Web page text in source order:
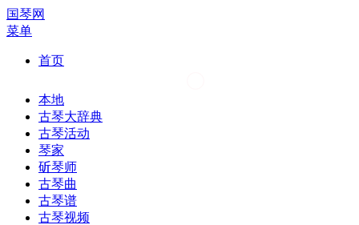
国琴网
菜单
首页
本地
古琴大辞典
古琴活动
琴家
斫琴师
古琴曲
古琴谱
古琴视频